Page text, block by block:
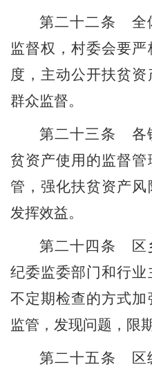
第二十二条
全
监督权，村委会要
度，主动公开扶贫
群众监督。
第二十三条 各
贫资产使用的监督
管，强化扶贫资产
发挥效益。
第二十四条 区
纪委监委部门和行业
不定期检查的方式加
监管，发现问题，限
第二十五条 区